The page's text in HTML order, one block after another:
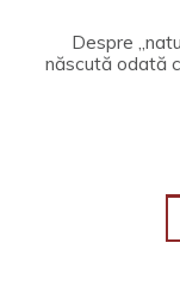
Despre
născută odată